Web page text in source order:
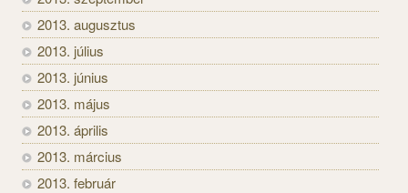
2013. augusztus
2013. július
2013. június
2013. május
2013. április
2013. március
2013. február